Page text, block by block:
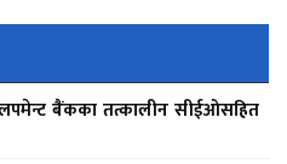
बैंकका तत्कालीन सीईओसहित